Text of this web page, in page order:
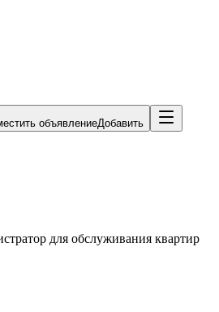
объявлениеДобавить
для обслуживания квартир